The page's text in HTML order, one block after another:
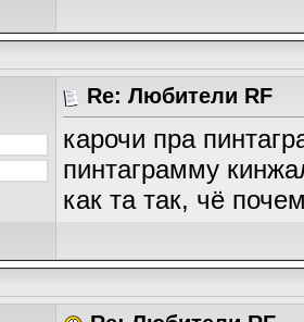
Re: Любители RF
карочи пра
пинтаграмму
как та так, чё